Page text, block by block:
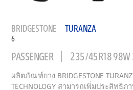
BRIDGESTONE TURANZA
6
PASSENGER 235/45R18 98W
ผลิตภัณฑ์ยาง BRIDGESTONE
TECHNOLOGY สามารถเพิ่มประสิทธิ